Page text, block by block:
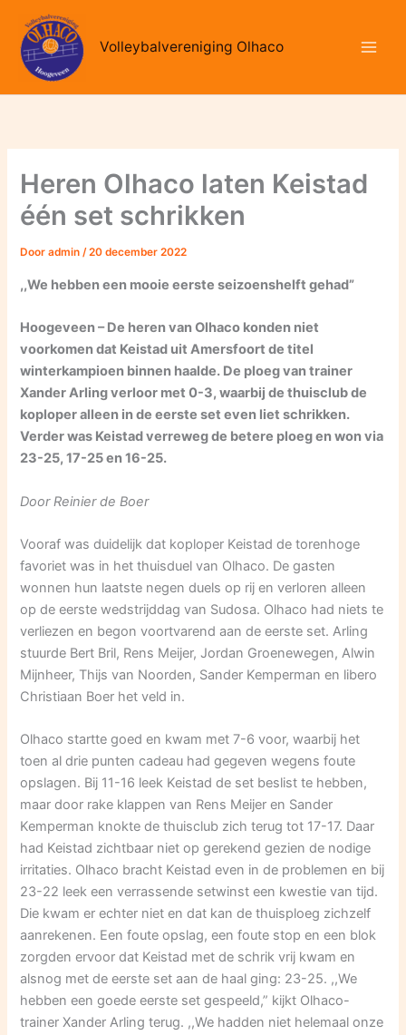
naar
inhoud
Volleybalvereniging Olhaco
Heren Olhaco laten Keistad
één set schrikken
Dooradmin/20 december 2022
,,We hebben een mooie eerste seizoenshelft gehad”
Hoogeveen – De heren van Olhaco konden niet
voorkomen dat Keistad uit Amersfoort de titel
winterkampioen binnen haalde. De ploeg van trainer
Xander Arling verloor met 0-3, waarbij de thuisclub de
koploper alleen in de eerste set even liet schrikken.
Verder was Keistad verreweg de betere ploeg en won via
23-25, 17-25 en 16-25.
Door Reinier de Boer
Vooraf was duidelijk dat koploper Keistad de torenhoge
favoriet was in het thuisduel van Olhaco. De gasten
wonnen hun laatste negen duels op rij en verloren alleen
op de eerste wedstrijddag van Sudosa. Olhaco had niets te
verliezen en begon voortvarend aan de eerste set. Arling
stuurde Bert Bril, Rens Meijer, Jordan Groenewegen, Alwin
Mijnheer, Thijs van Noorden, Sander Kemperman en libero
Christiaan Boer het veld in.
Olhaco startte goed en kwam met 7-6 voor, waarbij het
toen al drie punten cadeau had gegeven wegens foute
opslagen. Bij 11-16 leek Keistad de set beslist te hebben,
maar door rake klappen van Rens Meijer en Sander
Kemperman knokte de thuisclub zich terug tot 17-17. Daar
had Keistad zichtbaar niet op gerekend gezien de nodige
irritaties. Olhaco bracht Keistad even in de problemen en bij
23-22 leek een verrassende setwinst een kwestie van tijd.
Die kwam er echter niet en dat kan de thuisploeg zichzelf
aanrekenen. Een foute opslag, een foute stop en een blok
zorgden ervoor dat Keistad met de schrik vrij kwam en
alsnog met de eerste set aan de haal ging: 23-25. ,,We
hebben een goede eerste set gespeeld,” kijkt Olhaco-
trainer Xander Arling terug. ,,We hadden niet helemaal onze